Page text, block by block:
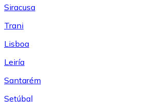
Siracusa
Trani
Lisboa
Leiría
Santarém
Setúbal